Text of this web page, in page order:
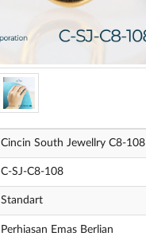
Cincin South Jewellry C8-108
C-SJ-C8-108
Standart
Perhiasan Emas Berlian